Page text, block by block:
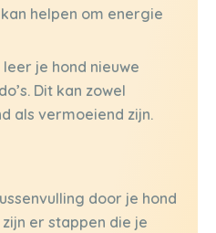
helpen om energie
leer je hond nieuwe
Dit kan zowel
als vermoeiend zijn.
door je hond
er stappen die je